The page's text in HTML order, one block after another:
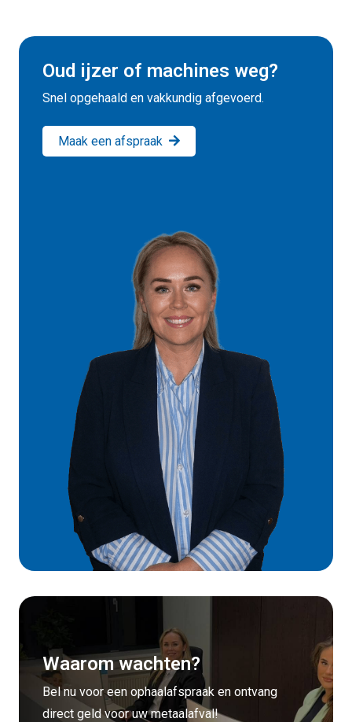
Oud ijzer of machines weg?
Snel opgehaald en vakkundig afgevoerd.
Maak een afspraak
Waarom wachten?
Bel nu voor een ophaalafspraak en ontvang
direct geld voor uw metaalafval!